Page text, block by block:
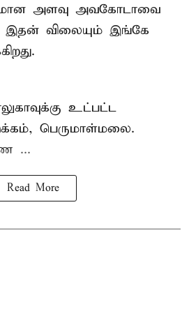
அளவு அவகோடாவை
இதன் விலையும் இங்கே
உட்பட்ட
பெருமாள்மலை.
...
Read More